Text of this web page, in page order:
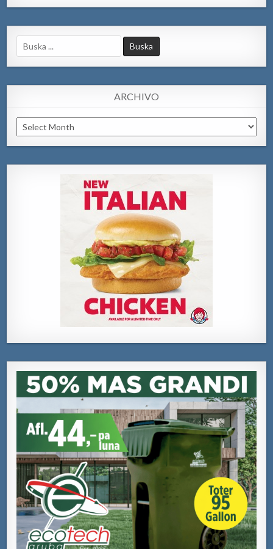
Search
for:
ARCHIVO
Archivo